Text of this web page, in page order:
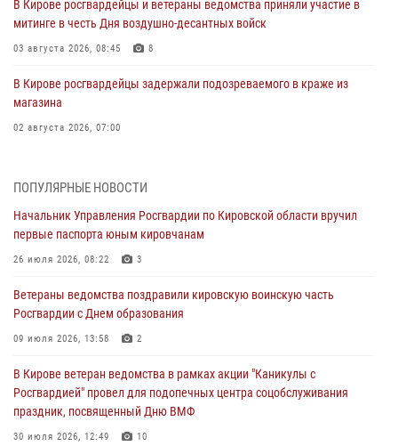
В Кирове росгвардейцы и ветераны ведомства приняли участие в
митинге в честь Дня воздушно-десантных войск
03 августа 2026, 08:45 8
В Кирове росгвардейцы задержали подозреваемого в краже из
магазина
02 августа 2026, 07:00
Российской Федерации
В Росгвардии вспоминают российских воинов, погибших в Первой
мировой войне 1914-1918 годов
В Кирове офицер Росгвардии стал победителем открытого
шахматного турнира
Директор Росгвардии Герой России генерал армии Виктор Золотов
поздравил специалистов подразделений тыла с профессиональным
праздником
ПОПУЛЯРНЫЕ НОВОСТИ
Начальник Управления Росгвардии по Кировской области вручил
первые паспорта юным кировчанам
26 июля 2026, 08:22 3
Ветераны ведомства поздравили кировскую воинскую часть
Росгвардии с Днем образования
09 июля 2026, 13:58 2
В Кирове ветеран ведомства в рамках акции "Каникулы с
Росгвардией" провел для подопечных центра соцобслуживания
праздник, посвященный Дню ВМФ
30 июля 2026, 12:49 10